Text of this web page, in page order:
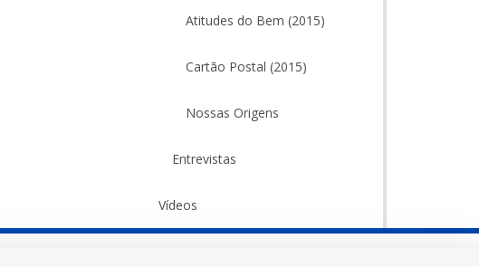
Atitudes do Bem (2015)
Cartão Postal (2015)
Nossas Origens
Entrevistas
Vídeos